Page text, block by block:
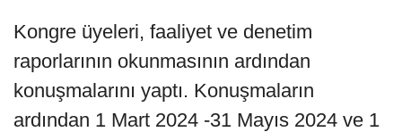
Kongre üyeleri, faaliyet ve denetim
raporlarının okunmasının ardından
konuşmalarını yaptı. Konuşmaların
ardından 1 Mart 2024 -31 Mayıs 2024 ve 1